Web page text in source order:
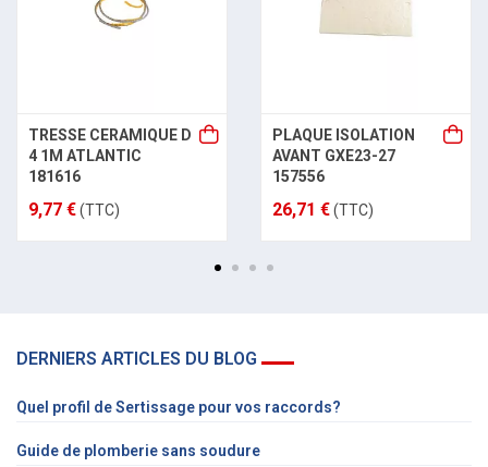
TRESSE CERAMIQUE D
4 1M ATLANTIC
181616
9,77 €(TTC)
PLAQUE ISOLATION
AVANT GXE23-27
157556
26,71 €(TTC)
DERNIERS ARTICLES DU BLOG
Quel profil de Sertissage pour vos raccords?
Guide de plomberie sans soudure